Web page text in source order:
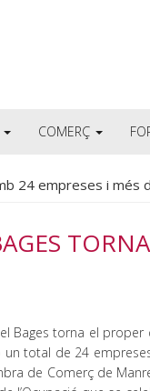
COMERÇ
24 empreses i
Bages torna el proper
total de 24
de Comerç de